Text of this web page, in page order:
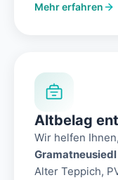
Mehr erfahren
Altbelag
Wir helfen
Gramatneusiedl
Alter Teppich,